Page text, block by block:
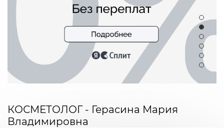
КОСМЕТОЛОГ - Герасина Мария
Владимировна